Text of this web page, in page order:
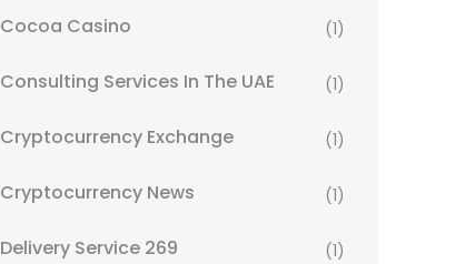
Cocoa Casino (1)
Consulting Services In The UAE (1)
Cryptocurrency Exchange (1)
Cryptocurrency News (1)
Delivery Service 269 (1)